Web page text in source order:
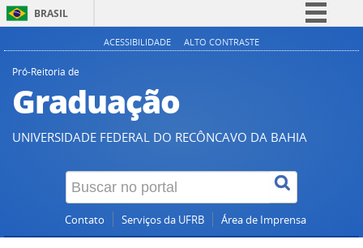
BRASIL
Simplifique!
Legislação
Canais
ACESSIBILIDADE ALTO CONTRASTE
Pró-Reitoria de
Graduação
UNIVERSIDADE FEDERAL DO RECÔNCAVO DA BAHIA
Contato Serviços da UFRB Área de Imprensa